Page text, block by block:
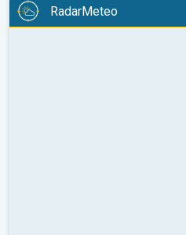
RadarMeteo